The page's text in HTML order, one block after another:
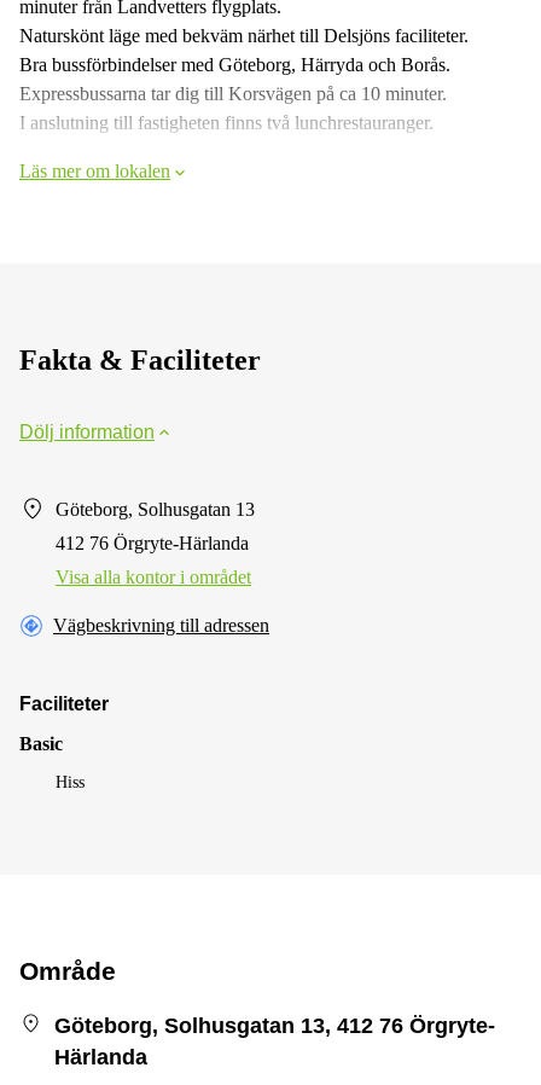
minuter från Landvetters flygplats.
Naturskönt läge med bekväm närhet till Delsjöns faciliteter.
Bra bussförbindelser med Göteborg, Härryda och Borås.
Expressbussarna tar dig till Korsvägen på ca 10 minuter.
I anslutning till fastigheten finns två lunchrestauranger.
Läs mer om lokalen
Fakta & Faciliteter
Dölj information
Göteborg, Solhusgatan 13
412 76 Örgryte-Härlanda
Visa alla kontor i området
Vägbeskrivning till adressen
Faciliteter
Basic
Hiss
Område
Göteborg, Solhusgatan 13, 412 76 Örgryte-
Härlanda